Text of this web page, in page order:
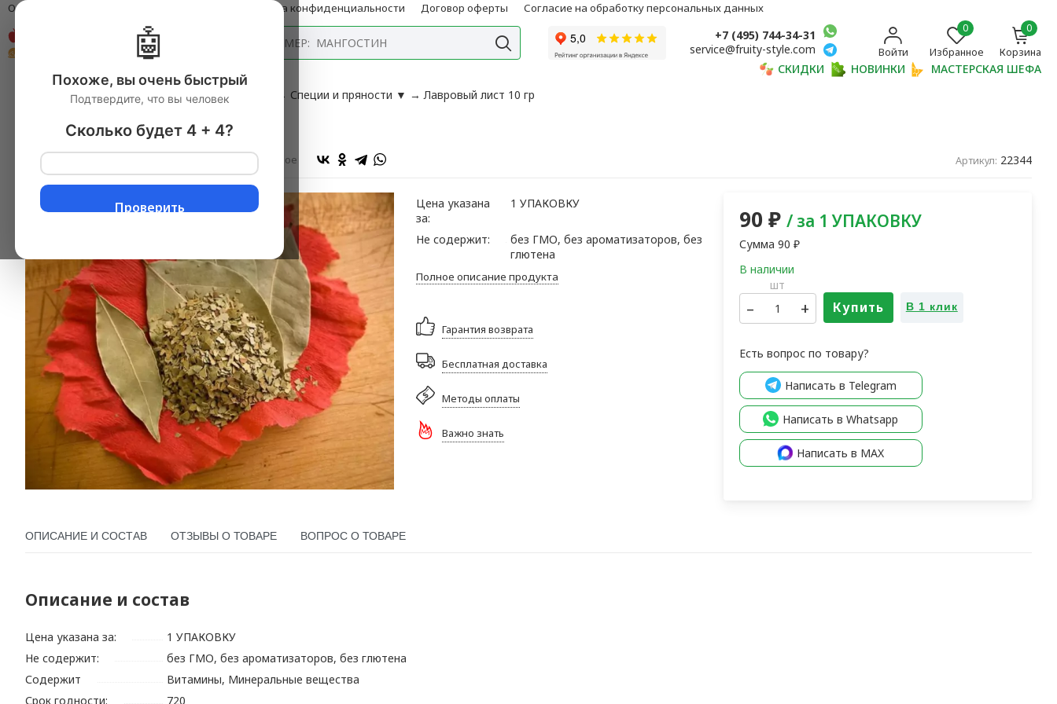
О компании Политика конфиденциальности Договор оферты Согласие на обработку персональных данных
Каталог
+7 (495) 744-34-31
service@fruity-style.com
Войти
0
Избранное
0
Корзина
СКИДКИ НОВИНКИ
МАСТЕРСКАЯ ШЕФА
→ Продукты питания с доставкой → Специи и пряности ▼ → Лавровый лист 10 гр
Лавровый лист 10 гр
В избранное Артикул: 22344
Цена указана
за:
1 УПАКОВКУ
Не содержит:
без ГМО, без ароматизаторов, без
глютена
Полное описание продукта
Гарантия возврата
Бесплатная доставка
Методы оплаты
Важно знать
90 ₽ / за 1 УПАКОВКУ
Сумма 90 ₽
шт
– + Купить В 1 клик
Есть вопрос по товару?
Написать в Telegram
Написать в Whatsapp
Написать в MAX
ОПИСАНИЕ И СОСТАВ ОТЗЫВЫ О ТОВАРЕ ВОПРОС О ТОВАРЕ
Описание и состав
Цена указана за:
1 УПАКОВКУ
Не содержит:
без ГМО, без ароматизаторов, без глютена
Содержит
Витамины, Минеральные вещества
Срок годности:
720
🤖
Похоже, вы очень быстрый
Подтвердите, что вы человек
Сколько будет 4 + 4?
Проверить